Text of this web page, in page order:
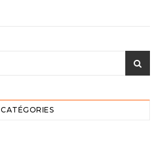
CATÉGORIES